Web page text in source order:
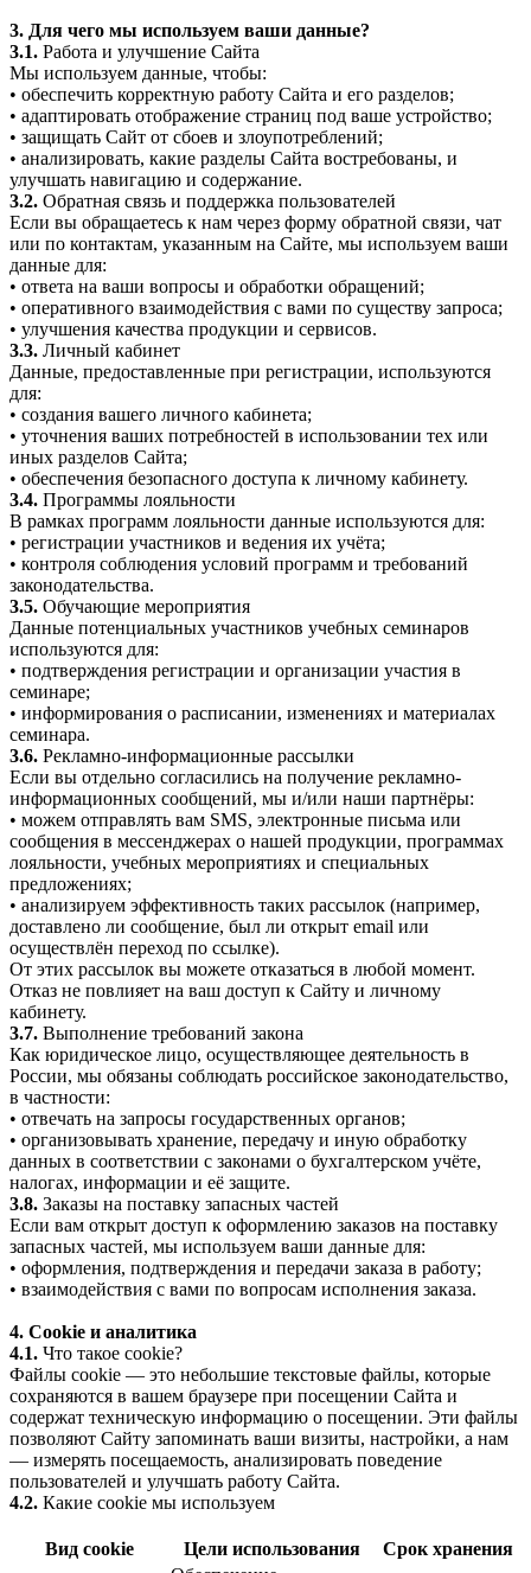
3. Для чего мы используем ваши данные?
3.1. Работа и улучшение Сайта
Мы используем данные, чтобы:
• обеспечить корректную работу Сайта и его разделов;
• адаптировать отображение страниц под ваше устройство;
• защищать Сайт от сбоев и злоупотреблений;
• анализировать, какие разделы Сайта востребованы, и
улучшать навигацию и содержание.
3.2. Обратная связь и поддержка пользователей
Если вы обращаетесь к нам через форму обратной связи, чат
или по контактам, указанным на Сайте, мы используем ваши
данные для:
• ответа на ваши вопросы и обработки обращений;
• оперативного взаимодействия с вами по существу запроса;
• улучшения качества продукции и сервисов.
3.3. Личный кабинет
Данные, предоставленные при регистрации, используются
для:
• создания вашего личного кабинета;
• уточнения ваших потребностей в использовании тех или
иных разделов Сайта;
• обеспечения безопасного доступа к личному кабинету.
3.4. Программы лояльности
В рамках программ лояльности данные используются для:
• регистрации участников и ведения их учёта;
• контроля соблюдения условий программ и требований
законодательства.
3.5. Обучающие мероприятия
Данные потенциальных участников учебных семинаров
используются для:
• подтверждения регистрации и организации участия в
семинаре;
• информирования о расписании, изменениях и материалах
семинара.
3.6. Рекламно-информационные рассылки
Если вы отдельно согласились на получение рекламно-
информационных сообщений, мы и/или наши партнёры:
• можем отправлять вам SMS, электронные письма или
сообщения в мессенджерах о нашей продукции, программах
лояльности, учебных мероприятиях и специальных
предложениях;
• анализируем эффективность таких рассылок (например,
доставлено ли сообщение, был ли открыт email или
осуществлён переход по ссылке).
От этих рассылок вы можете отказаться в любой момент.
Отказ не повлияет на ваш доступ к Сайту и личному
кабинету.
3.7. Выполнение требований закона
Как юридическое лицо, осуществляющее деятельность в
России, мы обязаны соблюдать российское законодательство,
в частности:
• отвечать на запросы государственных органов;
• организовывать хранение, передачу и иную обработку
данных в соответствии с законами о бухгалтерском учёте,
налогах, информации и её защите.
3.8. Заказы на поставку запасных частей
Если вам открыт доступ к оформлению заказов на поставку
запасных частей, мы используем ваши данные для:
• оформления, подтверждения и передачи заказа в работу;
• взаимодействия с вами по вопросам исполнения заказа.
4. Cookie и аналитика
4.1. Что такое cookie?
Файлы cookie — это небольшие текстовые файлы, которые
сохраняются в вашем браузере при посещении Сайта и
содержат техническую информацию о посещении. Эти файлы
позволяют Сайту запоминать ваши визиты, настройки, а нам
— измерять посещаемость, анализировать поведение
пользователей и улучшать работу Сайта.
4.2. Какие cookie мы используем
Вид cookie Цели использования Срок хранения